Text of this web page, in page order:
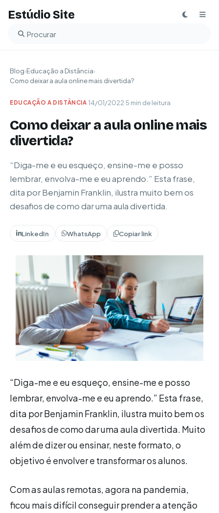
Estúdio Site
Buscar no blog
Blog›Educação a Distância›
Como deixar a aula online mais divertida?
EDUCAÇÃO A DISTÂNCIA·14/01/2022·5 min de leitura
Como deixar a aula online mais
divertida?
“Diga-me e eu esqueço, ensine-me e posso
lembrar, envolva-me e eu aprendo.” Esta frase,
dita por Benjamin Franklin, ilustra muito bem os
desafios de como dar uma aula divertida.
LinkedIn WhatsApp Copiar link
“Diga-me e eu esqueço, ensine-me e posso
lembrar, envolva-me e eu aprendo.” Esta frase,
dita por Benjamin Franklin, ilustra muito bem os
desafios de como dar uma aula divertida. Muito
além de dizer ou ensinar, neste formato, o
objetivo é envolver e transformar os alunos.
Com as aulas remotas, agora na pandemia,
ficou mais difícil conseguir prender a atenção